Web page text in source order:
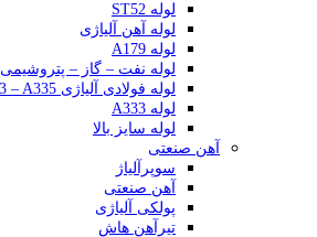
لوله ST52
لوله آهن آلیاژی
لوله A179
لوله نفت – گاز – پتروشیمی
لوله فولادی آلیاژی A333 – A335
لوله A333
لوله سایز بالا
آهن صنعتی
سوپرآلیاژ
آهن صنعتی
پولکی آلیاژی
تیرآهن هاش